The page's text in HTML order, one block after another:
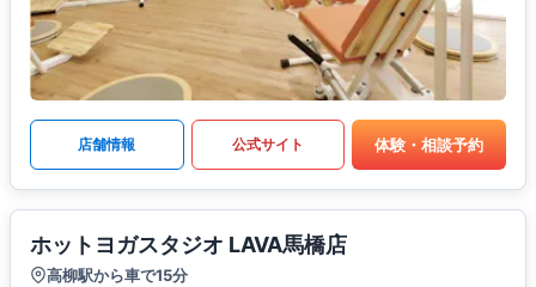
店舗情報 公式サイト 体験・相談予約
ホットヨガスタジオ LAVA馬橋店
高柳駅から車で15分